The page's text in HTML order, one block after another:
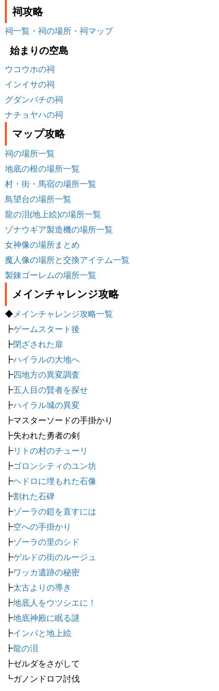
祠攻略
祠一覧・祠の場所・祠マップ
始まりの空島
ウコウホの祠
インイサの祠
グダンバチの祠
ナチョヤハの祠
マップ攻略
祠の場所一覧
地底の根の場所一覧
村・街・馬宿の場所一覧
鳥望台の場所一覧
龍の泪(地上絵)の場所一覧
ゾナウギア製造機の場所一覧
女神像の場所まとめ
魔人像の場所と交換アイテム一覧
製錬ゴーレムの場所一覧
メインチャレンジ攻略
◆メインチャレンジ攻略一覧
┣ゲームスタート後
┣閉ざされた扉
┣ハイラルの大地へ
┣四地方の異変調査
┣五人目の賢者を探せ
┣ハイラル城の異変
┣マスターソードの手掛かり
┣失われた勇者の剣
┣リトの村のチューリ
┣ゴロンシティのユン坊
┣ヘドロに埋もれた石像
┣割れた石碑
┣ゾーラの鎧を直すには
┣空への手掛かり
┣ゾーラの里のシド
┣ゲルドの街のルージュ
┣ワッカ遺跡の秘密
┣太古よりの導き
┣地底人をウツシエに！
┣地底神殿に眠る謎
┣インパと地上絵
┣龍の泪
┣ゼルダをさがして
┗ガノンドロフ討伐